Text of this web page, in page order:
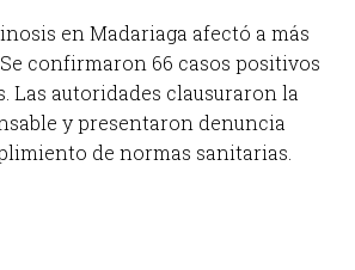
en Madariaga afectó a más
Se confirmaron 66 casos positivos
Las autoridades clausuraron la
y presentaron denuncia
de normas sanitarias.